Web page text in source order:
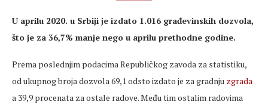
U aprilu 2020. u Srbiji je izdato 1.016 građevinskih dozvola,
što je za 36,7% manje nego u aprilu prethodne godine.
Prema poslednjim podacima Republičkog zavoda za statistiku,
od ukupnog broja dozvola 69,1 odsto izdato je za gradnju zgrada
a 39,9 procenata za ostale radove. Među tim ostalim radovima